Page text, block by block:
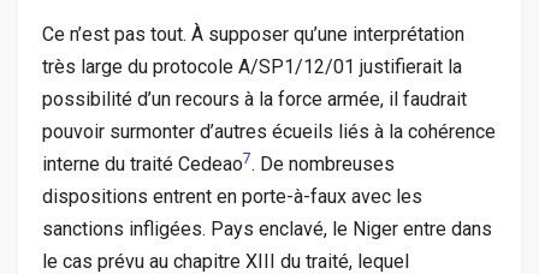
Ce n’est pas tout. À supposer qu’une interprétation
très large du protocole A/SP1/12/01 justifierait la
possibilité d’un recours à la force armée, il faudrait
pouvoir surmonter d’autres écueils liés à la cohérence
interne du traité Cedeao7. De nombreuses
dispositions entrent en porte-à-faux avec les
sanctions infligées. Pays enclavé, le Niger entre dans
le cas prévu au chapitre XIII du traité, lequel